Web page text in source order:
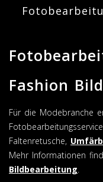
Fashion
Für die Modebranche
Faltenretusche,
Mehr Informationen
Bildbearbeitung.